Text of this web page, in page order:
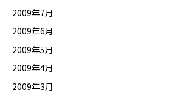
2009年7月
2009年6月
2009年5月
2009年4月
2009年3月